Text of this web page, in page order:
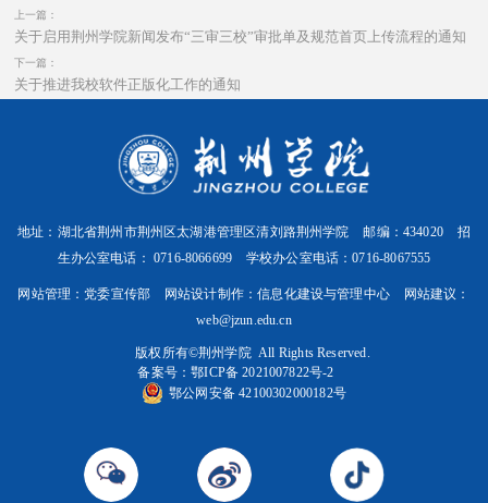
上一篇：
关于启用荆州学院新闻发布“三审三校”审批单及规范首页上传流程的通知
下一篇：
关于推进我校软件正版化工作的通知
地址：湖北省荆州市荆州区太湖港管理区清刘路荆州学院 邮编：434020 招
生办公室电话： 0716-8066699 学校办公室电话：0716-8067555
网站管理：党委宣传部 网站设计制作：信息化建设与管理中心 网站建议：
web@jzun.edu.cn
版权所有©️荆州学院 All Rights Reserved.
备案号：鄂ICP备 2021007822号-2
鄂公网安备 42100302000182号